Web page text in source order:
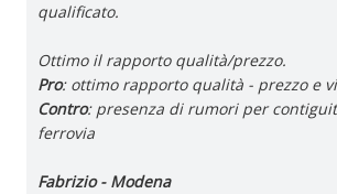
qualificato.
Ottimo il rapporto qualità/prezzo.
Pro: ottimo rapporto qualità - prezzo e
Contro: presenza di rumori per
ferrovia
Fabrizio - Modena